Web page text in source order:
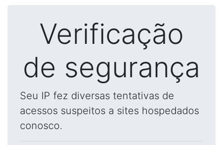
Verificação
de segurança
Seu IP fez diversas tentativas de
acessos suspeitos a sites hospedados
conosco.